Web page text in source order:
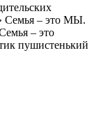
Семья – это МЫ.
– это
пушистенький